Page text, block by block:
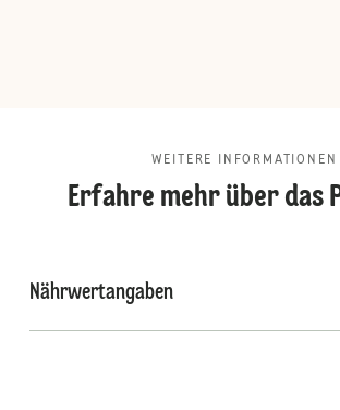
WEITERE INFORMATIONEN
Erfahre mehr über das
Nährwertangaben